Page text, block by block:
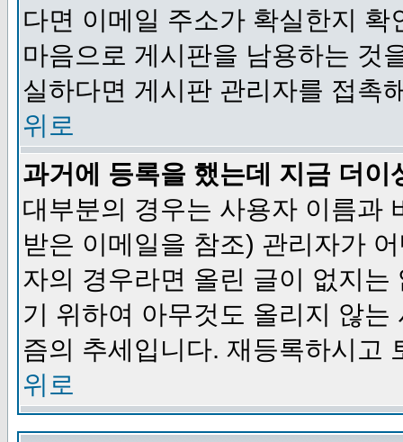
다면 이메일 주소가 확실한지
마음으로 게시판을 남용하는 것
실하다면 게시판 관리자를 접촉
위로
과거에 등록을 했는데 지금 더
대부분의 경우는 사용자 이름과
받은 이메일을 참조) 관리자가
자의 경우라면 올린 글이 없지
기 위하여 아무것도 올리지 않
즘의 추세입니다. 재등록하시고
위로